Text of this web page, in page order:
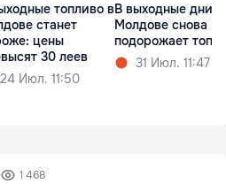
топливо в
станет
цены
30 леев
24 Июл. 11:50
В выходные дни в
Молдове снова
подорожает
31 Июл. 11:47
1 468